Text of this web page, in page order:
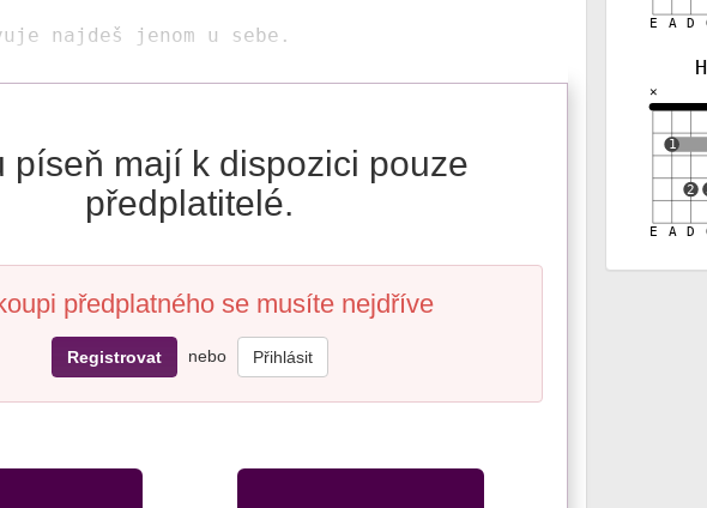
píseň mají k dispozici pouze
předplatitelé.
předplatného se musíte nejdříve
Registrovat nebo Přihlásit
E A D
H
E A D
✕
1
2